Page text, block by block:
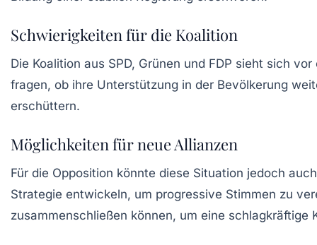
Schwierigkeiten für die Koalition
Die Koalition aus SPD, Grünen und FDP sieht sich
fragen, ob ihre Unterstützung in der Bevölkerung
erschüttern.
Möglichkeiten für neue Allianzen
Für die Opposition könnte diese Situation jedoch
Strategie entwickeln, um progressive Stimmen zu
zusammenschließen können, um eine schlagkräftige